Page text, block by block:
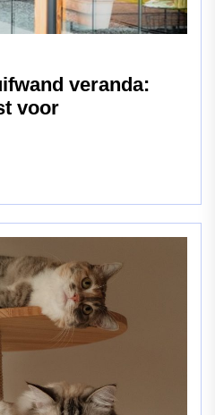
veranda:
voor